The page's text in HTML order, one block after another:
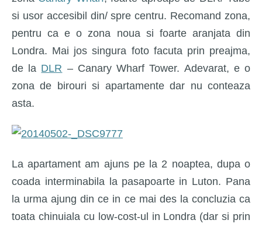
si usor accesibil din/ spre centru. Recomand zona,
pentru ca e o zona noua si foarte aranjata din
Londra. Mai jos singura foto facuta prin preajma,
de la DLR – Canary Wharf Tower. Adevarat, e o
zona de birouri si apartamente dar nu conteaza
asta.
La apartament am ajuns pe la 2 noaptea, dupa o
coada interminabila la pasapoarte in Luton. Pana
la urma ajung din ce in ce mai des la concluzia ca
toata chinuiala cu low-cost-ul in Londra (dar si prin